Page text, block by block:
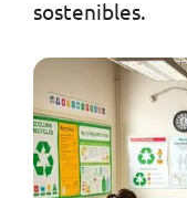
sostenibles.